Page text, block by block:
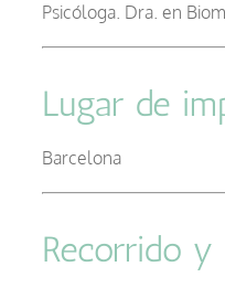
Psicóloga. Dra. en
Lugar de
Barcelona
Recorrido y